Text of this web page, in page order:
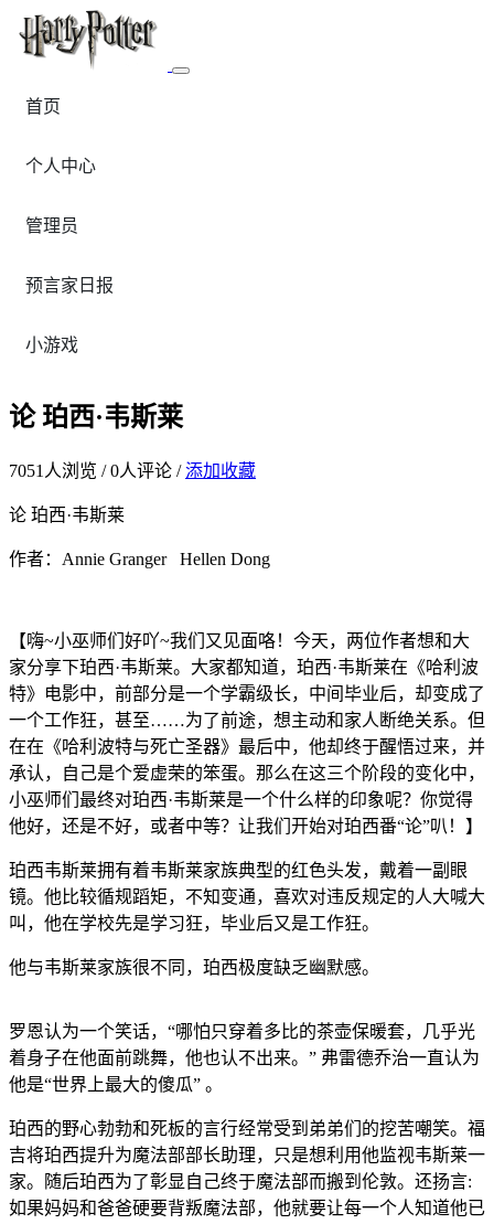
首页
个人中心
管理员
预言家日报
小游戏
论 珀西·韦斯莱
7051 人浏览 /0人评论 /添加收藏
论 珀西·韦斯莱
作者：Annie Granger Hellen Dong
【嗨~小巫师们好吖~我们又见面咯！今天，两位作者想和大
家分享下珀西·韦斯莱。大家都知道，珀西·韦斯莱在《哈利波
特》电影中，前部分是一个学霸级长，中间毕业后，却变成了
一个工作狂，甚至……为了前途，想主动和家人断绝关系。但
在在《哈利波特与死亡圣器》最后中，他却终于醒悟过来，并
承认，自己是个爱虚荣的笨蛋。那么在这三个阶段的变化中，
小巫师们最终对珀西·韦斯莱是一个什么样的印象呢？你觉得
他好，还是不好，或者中等？让我们开始对珀西番“论”叭！】
珀西韦斯莱拥有着韦斯莱家族典型的红色头发，戴着一副眼
镜。他比较循规蹈矩，不知变通，喜欢对违反规定的人大喊大
叫，他在学校先是学习狂，毕业后又是工作狂。
他与韦斯莱家族很不同，珀西极度缺乏幽默感。
罗恩认为一个笑话，“哪怕只穿着多比的茶壶保暖套，几乎光
着身子在他面前跳舞，他也认不出来。” 弗雷德乔治一直认为
他是“世界上最大的傻瓜” 。
珀西的野心勃勃和死板的言行经常受到弟弟们的挖苦嘲笑。福
吉将珀西提升为魔法部部长助理，只是想利用他监视韦斯莱一
家。随后珀西为了彰显自己终于魔法部而搬到伦敦。还扬言:
如果妈妈和爸爸硬要背叛魔法部，他就要让每一个人知道他已